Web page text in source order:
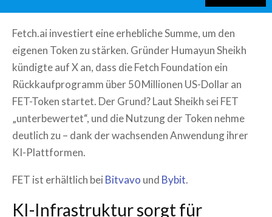
Fetch.ai investiert eine erhebliche Summe, um den
eigenen Token zu stärken. Gründer Humayun Sheikh
kündigte auf X an, dass die Fetch Foundation ein
Rückkaufprogramm über 50 Millionen US-Dollar an
FET-Token startet. Der Grund? Laut Sheikh sei FET
„unterbewertet“, und die Nutzung der Token nehme
deutlich zu – dank der wachsenden Anwendung ihrer
KI-Plattformen.
FET ist erhältlich bei Bitvavo und Bybit.
KI-Infrastruktur sorgt für